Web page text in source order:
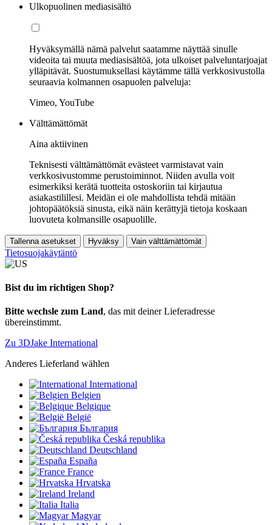
Ulkopuolinen mediasisältö
Hyväksymällä nämä palvelut saatamme näyttää sinulle
videoita tai muuta mediasisältöä, jota ulkoiset palveluntarjoajat
ylläpitävät. Suostumuksellasi käytämme tällä verkkosivustolla
seuraavia kolmannen osapuolen palveluja:
Vimeo, YouTube
Välttämättömät
Aina aktiivinen
Teknisesti välttämättömät evästeet varmistavat vain
verkkosivustomme perustoiminnot. Niiden avulla voit
esimerkiksi kerätä tuotteita ostoskoriin tai kirjautua
asiakastilillesi. Meidän ei ole mahdollista tehdä mitään
johtopäätöksiä sinusta, eikä näin kerättyjä tietoja koskaan
luovuteta kolmansille osapuolille.
Tallenna asetukset Hyväksy Vain välttämättömät
Tietosuojakäytäntö
Bist du im richtigen Shop?
Bitte wechsle zum Land, das mit deiner Lieferadresse
übereinstimmt.
Zu 3DJake International
Anderes Lieferland wählen
International
Belgien
Belgique
België
България
Česká republika
Deutschland
España
France
Hrvatska
Ireland
Italia
Magyar